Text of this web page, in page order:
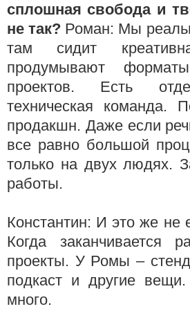
сплошная свобода и
не так? Роман: Мы
там сидит
продумывают
проектов. Есть
техническая команда.
продакшн. Даже если
все равно большой
только на двух людях.
работы.
Константин: И это же не
Когда заканчивается
проекты. У Ромы –
подкаст и другие
много.